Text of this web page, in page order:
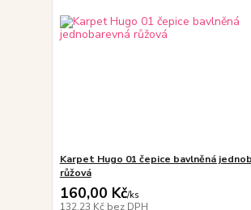
Karpet Hugo 01 čepice bavlněná
růžová
160,00 Kč/ks
132,23 Kč bez DPH